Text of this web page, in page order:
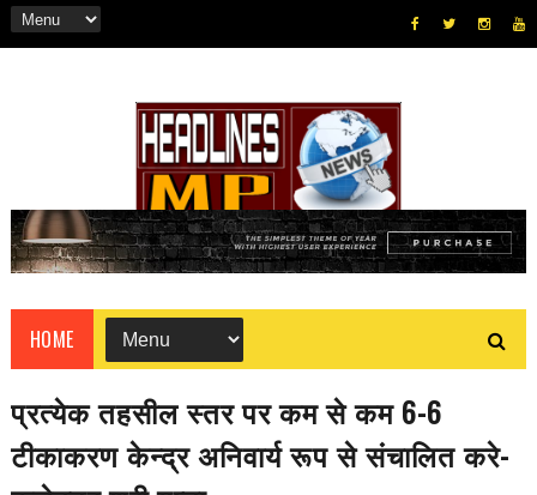
HOME
प्रत्येक तहसील स्तर पर कम से कम 6-6
टीकाकरण केन्द्र अनिवार्य रूप से संचालित करे-